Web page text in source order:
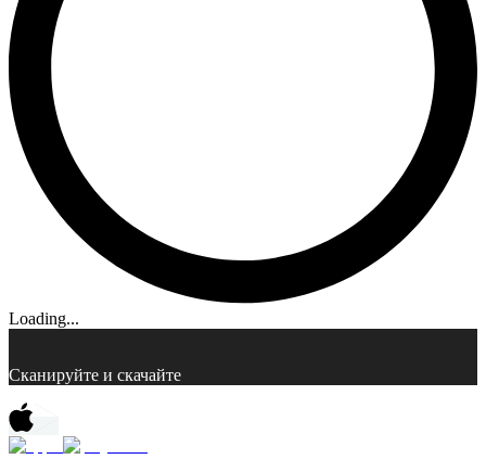
Loading...
Сканируйте и скачайте